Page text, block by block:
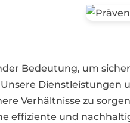
Bedeutung, um
Dienstleistungen
Verhältnisse zu
effiziente und